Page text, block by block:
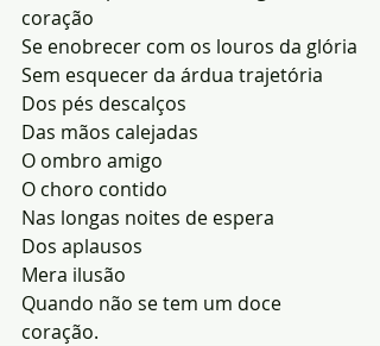
coração
Se enobrecer com os louros da glória
Sem esquecer da árdua trajetória
Dos pés descalços
Das mãos calejadas
O ombro amigo
O choro contido
Nas longas noites de espera
Dos aplausos
Mera ilusão
Quando não se tem um doce
coração.